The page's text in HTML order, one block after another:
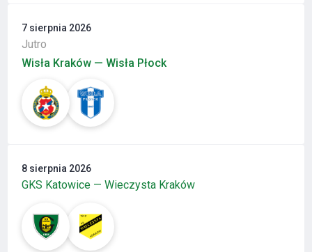
7 sierpnia 2026
Jutro
Wisła Kraków — Wisła Płock
8 sierpnia 2026
GKS Katowice — Wieczysta Kraków